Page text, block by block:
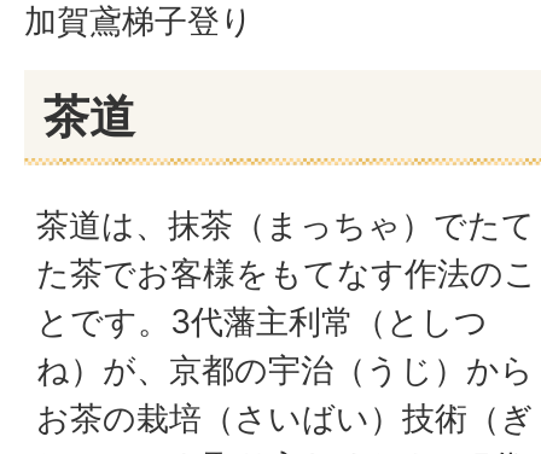
加賀鳶梯子登り
茶道
茶道は、抹茶（まっちゃ）でたて
た茶でお客様をもてなす作法のこ
とです。3代藩主利常（としつ
ね）が、京都の宇治（うじ）から
お茶の栽培（さいばい）技術（ぎ